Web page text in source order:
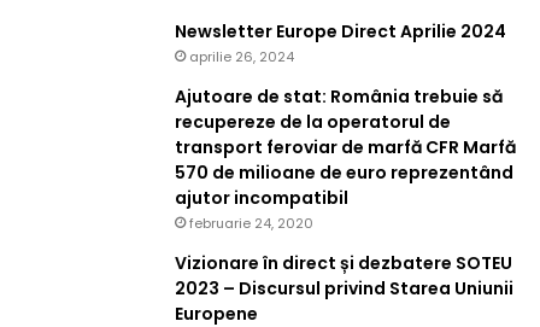
Newsletter Europe Direct Aprilie 2024
aprilie 26, 2024
Ajutoare de stat: România trebuie să
recupereze de la operatorul de
transport feroviar de marfă CFR Marfă
570 de milioane de euro reprezentând
ajutor incompatibil
februarie 24, 2020
Vizionare în direct și dezbatere SOTEU
2023 – Discursul privind Starea Uniunii
Europene